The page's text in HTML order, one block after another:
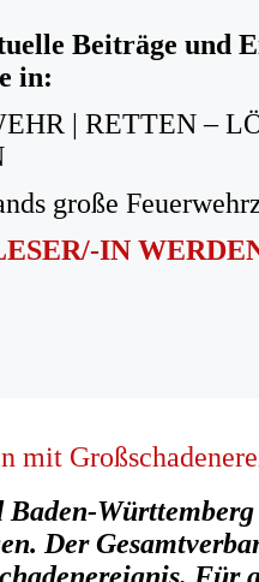
Beiträge und
in:
| RETTEN –
große
IN
mit
Baden-
Der
Für